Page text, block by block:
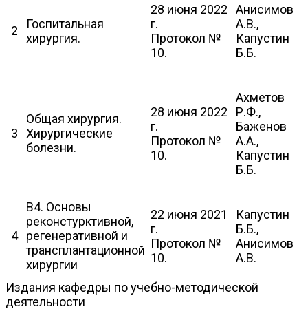
2
Госпитальная
хирургия.
28 июня 2022
г.
Протокол №
10.
Анисимов
А.В.,
Капустин
Б.Б.
3
Общая хирургия.
Хирургические
болезни.
28 июня 2022
г.
Протокол №
10.
Ахметов
Р.Ф.,
Баженов
А.А.,
Капустин
Б.Б.
4
В4. Основы
реконстурктивной,
регенеративной и
трансплантационной
хирургии
22 июня 2021
г.
Протокол №
10.
Капустин
Б.Б.,
Анисимов
А.В.
Издания кафедры по учебно-методической
деятельности